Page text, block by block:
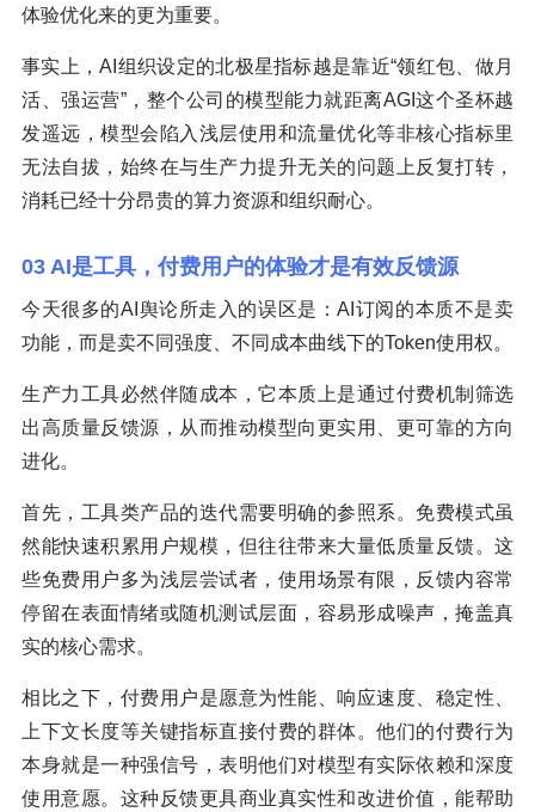
体验优化来的更为重要。
事实上，AI组织设定的北极星指标越是靠近“领红包、做月
活、强运营”，整个公司的模型能力就距离AGI这个圣杯越
发遥远，模型会陷入浅层使用和流量优化等非核心指标里
无法自拔，始终在与生产力提升无关的问题上反复打转，
消耗已经十分昂贵的算力资源和组织耐心。
03 AI是工具，付费用户的体验才是有效反馈源
今天很多的AI舆论所走入的误区是：AI订阅的本质不是卖
功能，而是卖不同强度、不同成本曲线下的Token使用权。
生产力工具必然伴随成本，它本质上是通过付费机制筛选
出高质量反馈源，从而推动模型向更实用、更可靠的方向
进化。
首先，工具类产品的迭代需要明确的参照系。免费模式虽
然能快速积累用户规模，但往往带来大量低质量反馈。这
些免费用户多为浅层尝试者，使用场景有限，反馈内容常
停留在表面情绪或随机测试层面，容易形成噪声，掩盖真
实的核心需求。
相比之下，付费用户是愿意为性能、响应速度、稳定性、
上下文长度等关键指标直接付费的群体。他们的付费行为
本身就是一种强信号，表明他们对模型有实际依赖和深度
使用意愿。这种反馈更具商业真实性和改进价值，能帮助